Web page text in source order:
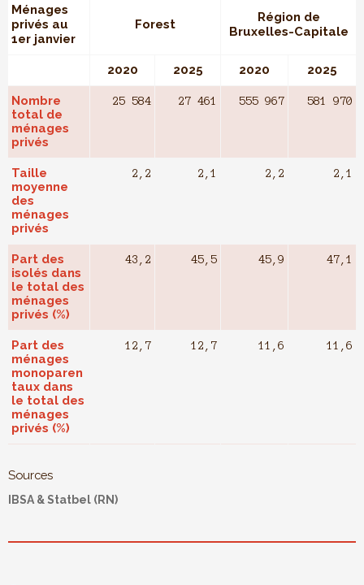
Ménages
privés au
1er janvier
Forest
Région de
Bruxelles-Capitale
2020 2025 2020 2025
Nombre
total de
ménages
privés
25 584 27 461 555 967 581 970
Taille
moyenne
des
ménages
privés
2,2 2,1 2,2 2,1
Part des
isolés dans
le total des
ménages
privés (%)
43,2 45,5 45,9 47,1
Part des
ménages
monoparen
taux dans
le total des
ménages
privés (%)
12,7 12,7 11,6 11,6
Sources
IBSA & Statbel (RN)